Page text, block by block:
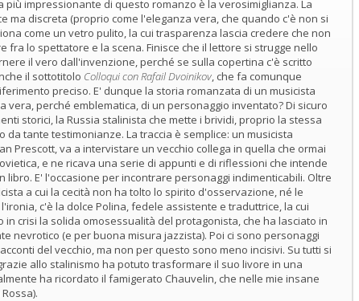
più impressionante di questo romanzo è la verosimiglianza. La
ma discreta (proprio come l'eleganza vera, che quando c'è non si
come un vetro pulito, la cui trasparenza lascia credere che non
fra lo spettatore e la scena. Finisce che il lettore si strugge nello
il vero dall'invenzione, perché se sulla copertina c'è scritto
il sottotitolo Colloqui con Rafail Dvoinikov, che fa comunque
preciso. E' dunque la storia romanzata di un musicista
vera, perché emblematica, di un personaggio inventato? Di sicuro
storici, la Russia stalinista che mette i brividi, proprio la stessa
da tante testimonianze. La traccia è semplice: un musicista
Prescott, va a intervistare un vecchio collega in quella che ormai
e ne ricava una serie di appunti e di riflessioni che intende
libro. E' l'occasione per incontrare personaggi indimenticabili. Oltre
a cui la cecità non ha tolto lo spirito d'osservazione, né le
c'è la dolce Polina, fedele assistente e traduttrice, la cui
crisi la solida omosessualità del protagonista, che ha lasciato in
nevrotico (e per buona misura jazzista). Poi ci sono personaggi
del vecchio, ma non per questo sono meno incisivi. Su tutti si
allo stalinismo ha potuto trasformare il suo livore in una
ha ricordato il famigerato Chauvelin, che nelle mie insane